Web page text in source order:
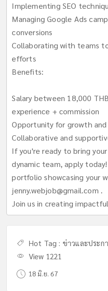
Implementing SEO
Managing Google Ads
conversions
Collaborating with teams
efforts
Benefits:
Salary between 18,000
experience + commission
Opportunity for growth
Collaborative and
If you're ready to bring
dynamic team, apply
portfolio showcasing your
jenny.webjob@gmail.com .
Join us in creating
Hot Tag : ข่าวและประก
View 1221
18 มิ.ย. 67